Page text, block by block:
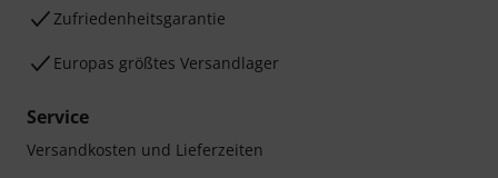
Zufriedenheitsgarantie
Europas größtes Versandlager
Service
Versandkosten und Lieferzeiten